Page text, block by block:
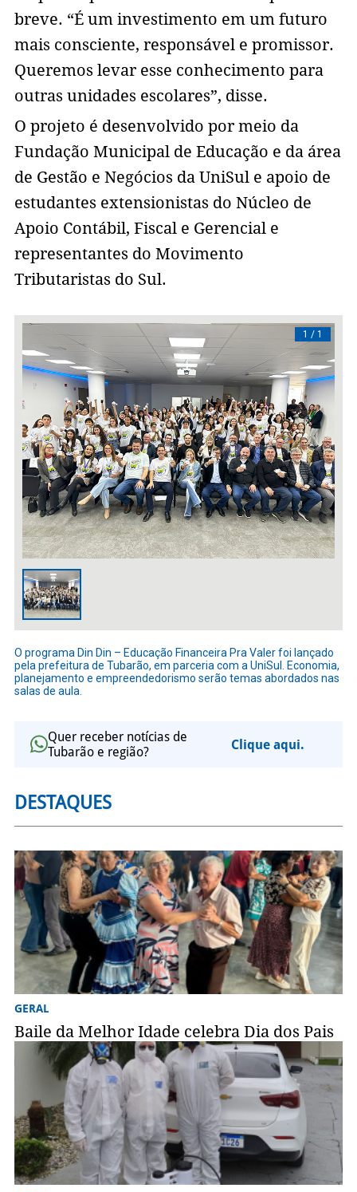
breve. “É um investimento em um futuro
mais consciente, responsável e promissor.
Queremos levar esse conhecimento para
outras unidades escolares”, disse.
O projeto é desenvolvido por meio da
Fundação Municipal de Educação e da área
de Gestão e Negócios da UniSul e apoio de
estudantes extensionistas do Núcleo de
Apoio Contábil, Fiscal e Gerencial e
representantes do Movimento
Tributaristas do Sul.
1 / 1
O programa Din Din – Educação Financeira Pra Valer foi lançado
pela prefeitura de Tubarão, em parceria com a UniSul. Economia,
planejamento e empreendedorismo serão temas abordados nas
salas de aula.
Quer receber notícias de
Tubarão e região?
Clique aqui.
DESTAQUES
GERAL
Baile da Melhor Idade celebra Dia dos Pais